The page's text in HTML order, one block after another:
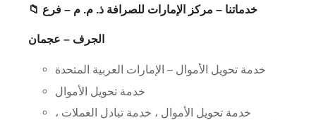
📁 خدماتنا – مركز الإمارات للصرافة ذ. م. م – فرع
الجرف – عجمان
خدمة تحويل الأموال – الإمارات العربية المتحدة
خدمة تحويل الأموال
خدمة تحويل الأموال ، خدمة تبادل العملات ،